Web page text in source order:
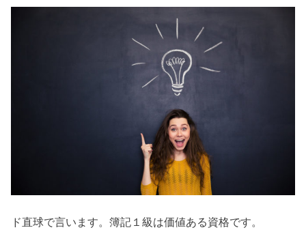
ド直球で言います。簿記１級は価値ある資格です。